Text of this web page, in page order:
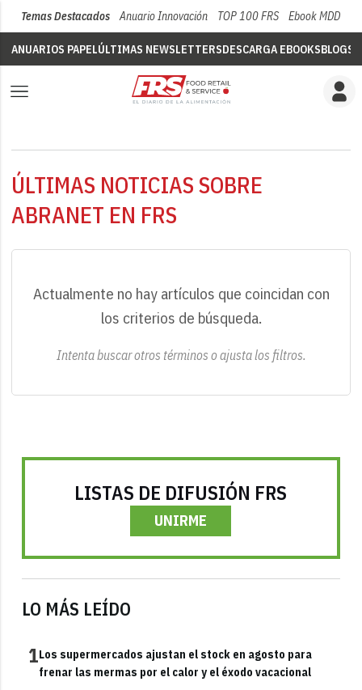
Temas Destacados Anuario Innovación TOP 100 FRS Ebook MDD
ANUARIOS PAPELÚLTIMAS NEWSLETTERSDESCARGA EBOOKSBLOGS
ÚLTIMAS NOTICIAS SOBRE
ABRANET EN FRS
Actualmente no hay artículos que coincidan con
los criterios de búsqueda.
Intenta buscar otros términos o ajusta los filtros.
LISTAS DE DIFUSIÓN FRS
UNIRME
LO MÁS LEÍDO
1Los supermercados ajustan el stock en agosto para
frenar las mermas por el calor y el éxodo vacacional